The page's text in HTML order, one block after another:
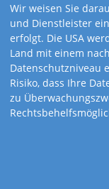
Wir weisen Sie
und Dienstleister
erfolgt. Die USA
Land mit einem
Datenschutzniveau
Risiko, dass Ihre
zu